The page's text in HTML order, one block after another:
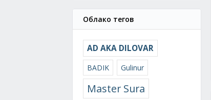
Облако тегов
AD AKA DILOVAR
BADIK Gulinur
Master Sura